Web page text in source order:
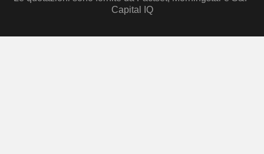
Capital IQ